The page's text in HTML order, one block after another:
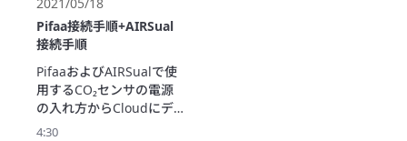
ン活性化や生産性向上に
期待できます。
本動画ではシステムの基
本的な使い方や便利な機
能をご紹介します。
Pifaa接続手順+AIRSual
接続手順
PifaaおよびAIRSualで使
用するCO₂センサの電源
の入れ方からCloudにデ
ータを送信するまでの接
4:30